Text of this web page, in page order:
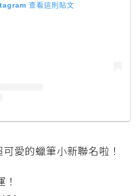
查看這則貼文
愛的蠟筆小新聯名啦！